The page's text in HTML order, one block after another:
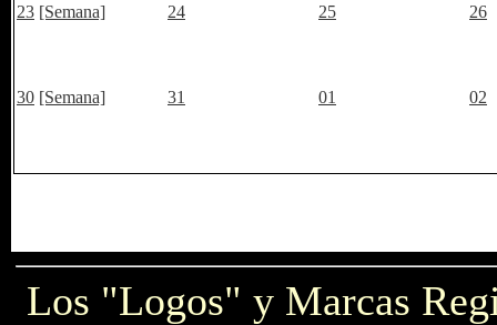
23 [Semana] 24 25 26
30 [Semana] 31 01 02
Los "Logos" y Marcas